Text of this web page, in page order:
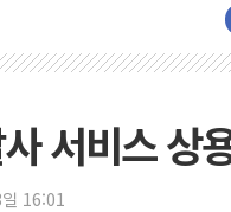
서비스 상
16:01